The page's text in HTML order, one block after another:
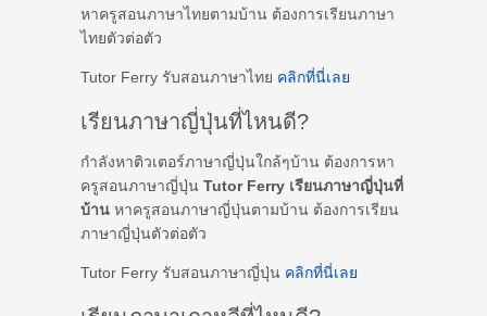
หาครูสอนภาษาไทยตามบ้าน ต้องการเรียนภาษา
ไทยตัวต่อตัว
Tutor Ferry รับสอนภาษาไทย คลิกที่นี่เลย
เรียนภาษาญี่ปุ่นที่ไหนดี?
กำลังหาติวเตอร์ภาษาญี่ปุ่นใกล้ๆบ้าน ต้องการหา
ครูสอนภาษาญี่ปุ่น Tutor Ferry เรียนภาษาญี่ปุ่นที่
บ้าน หาครูสอนภาษาญี่ปุ่นตามบ้าน ต้องการเรียน
ภาษาญี่ปุ่นตัวต่อตัว
Tutor Ferry รับสอนภาษาญี่ปุ่น คลิกที่นี่เลย